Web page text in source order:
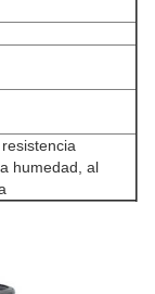
humedad, al